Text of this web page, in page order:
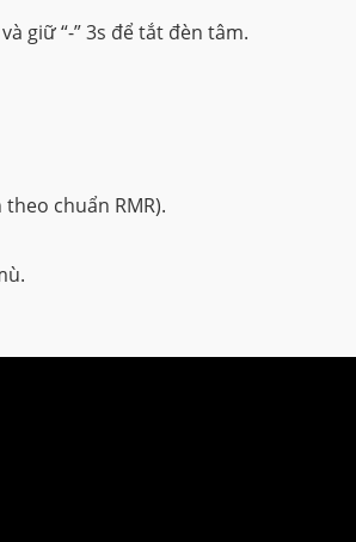
giữ “-” 3s để tắt đèn tâm.
chuẩn RMR).